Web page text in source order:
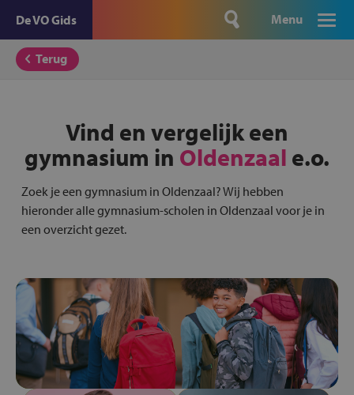
De VO Gids Menu
Terug
Vind en vergelijk een
gymnasium in Oldenzaal e.o.
Zoek je een gymnasium in Oldenzaal? Wij hebben
hieronder alle gymnasium-scholen in Oldenzaal voor je in
een overzicht gezet.